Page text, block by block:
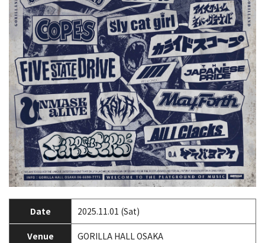
Date 2025.11.01 (Sat)
Venue GORILLA HALL OSAKA